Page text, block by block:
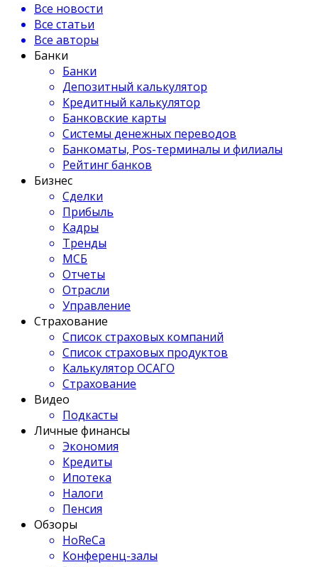
Все новости
Все статьи
Все авторы
Банки
Банки
Депозитный калькулятор
Кредитный калькулятор
Банковские карты
Системы денежных переводов
Банкоматы, Pos-терминалы и филиалы
Рейтинг банков
Бизнес
Сделки
Прибыль
Кадры
Тренды
МСБ
Отчеты
Отрасли
Управление
Страхование
Список страховых компаний
Список страховых продуктов
Калькулятор ОСАГО
Страхование
Видео
Подкасты
Личные финансы
Экономия
Кредиты
Ипотека
Налоги
Пенсия
Обзоры
HoReCa
Конференц-залы